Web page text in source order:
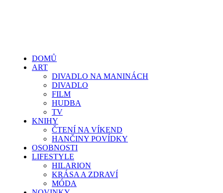
DOMŮ
ART
DIVADLO NA MANINÁCH
DIVADLO
FILM
HUDBA
TV
KNIHY
ČTENÍ NA VÍKEND
HANČINY POVÍDKY
OSOBNOSTI
LIFESTYLE
HILARION
KRÁSA A ZDRAVÍ
MÓDA